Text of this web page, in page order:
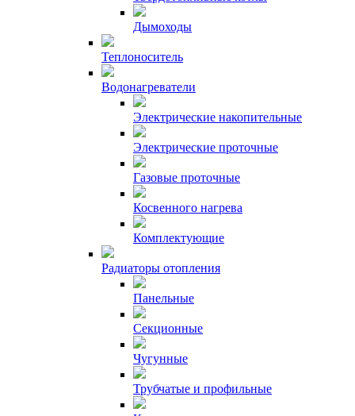
Дымоходы
Теплоноситель
Водонагреватели
Электрические накопительные
Электрические проточные
Газовые проточные
Косвенного нагрева
Комплектующие
Радиаторы отопления
Панельные
Секционные
Чугунные
Трубчатые и профильные